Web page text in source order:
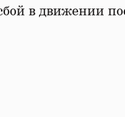
в движении